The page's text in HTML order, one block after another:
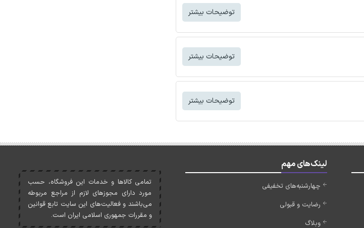
توضیحات بیشتر
توضیحات بیشتر
توضیحات بیشتر
لینک‌های مهم
چهارشنبه‌های تخفیفی
رضایت و قبولی
وبلاگ
تمامی کالاها و خدمات اين فروشگاه، حسب
مورد دارای مجوزهای لازم از مراجع مربوطه
می‌باشند و فعاليت‌های اين سايت تابع قوانين
و مقررات جمهوری اسلامی ايران است.